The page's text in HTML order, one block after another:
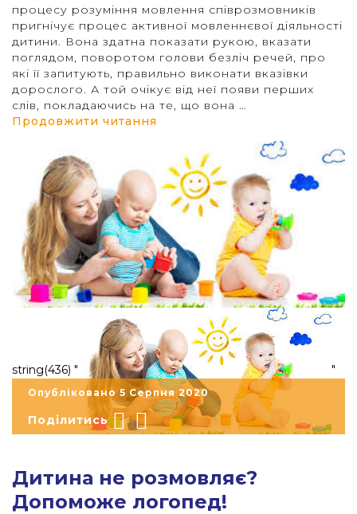
"
процесу розуміння мовлення співрозмовників
пригнічує процес активної мовленнєвої діяльності
дитини. Вона здатна показати рукою, вказати
поглядом, поворотом голови безліч речей, про
які її запитують, правильно виконати вказівки
дорослого. А той очікує від неї появи перших
слів, покладаючись на те, що вона …
Продовжити читання
string(436) " "
Опубліковано 5 Серпня 2020
Поділитись
Дитина не розмовляє?
Допоможе логопед!